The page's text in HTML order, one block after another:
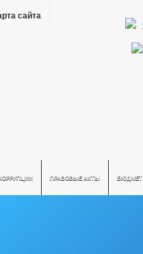
сайта
ПРАВОВЫЕ АКТЫ БЮДЖЕТ